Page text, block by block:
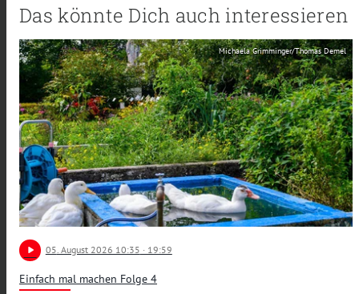
Das könnte Dich auch interessieren
Michaela Grimminger/Thomas Demel
play_arrow 05. August 2026 10:35 · 19:59
Einfach mal machen Folge 4